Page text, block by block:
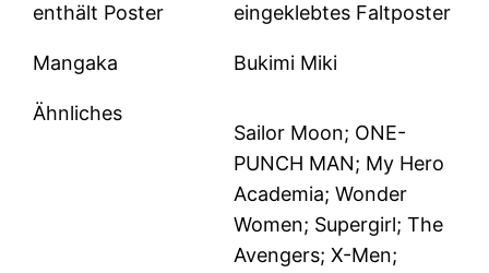
enthält Poster eingeklebtes Faltposter
Mangaka Bukimi Miki
Ähnliches
Sailor Moon; ONE-
PUNCH MAN; My Hero
Academia; Wonder
Women; Supergirl; The
Avengers; X-Men;